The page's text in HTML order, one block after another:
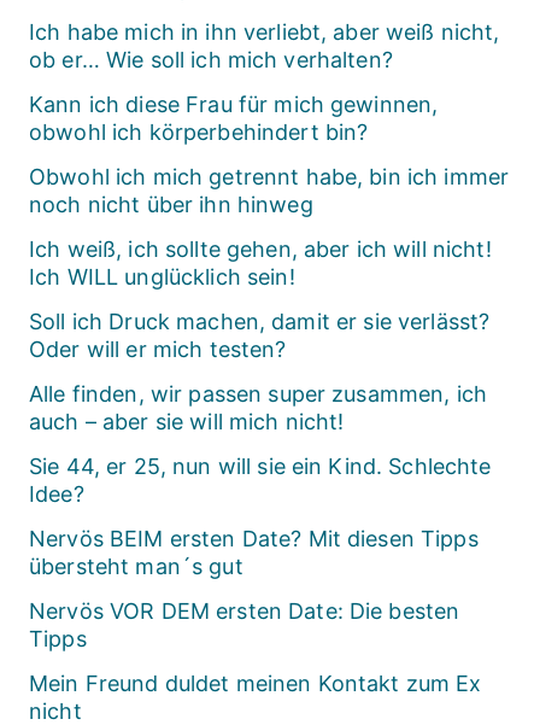
Ich habe mich in ihn verliebt, aber weiß nicht,
ob er… Wie soll ich mich verhalten?
Kann ich diese Frau für mich gewinnen,
obwohl ich körperbehindert bin?
Obwohl ich mich getrennt habe, bin ich immer
noch nicht über ihn hinweg
Ich weiß, ich sollte gehen, aber ich will nicht!
Ich WILL unglücklich sein!
Soll ich Druck machen, damit er sie verlässt?
Oder will er mich testen?
Alle finden, wir passen super zusammen, ich
auch – aber sie will mich nicht!
Sie 44, er 25, nun will sie ein Kind. Schlechte
Idee?
Nervös BEIM ersten Date? Mit diesen Tipps
übersteht man´s gut
Nervös VOR DEM ersten Date: Die besten
Tipps
Mein Freund duldet meinen Kontakt zum Ex
nicht